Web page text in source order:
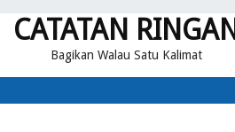
CATATAN RINGAN
Bagikan Walau Satu Kalimat